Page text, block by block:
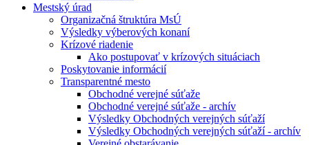
Mestský úrad
Organizačná štruktúra MsÚ
Výsledky výberových konaní
Krízové riadenie
Ako postupovať v krízových situáciach
Poskytovanie informácií
Transparentné mesto
Obchodné verejné súťaže
Obchodné verejné súťaže - archív
Výsledky Obchodných verejných súťaží
Výsledky Obchodných verejných súťaží - archív